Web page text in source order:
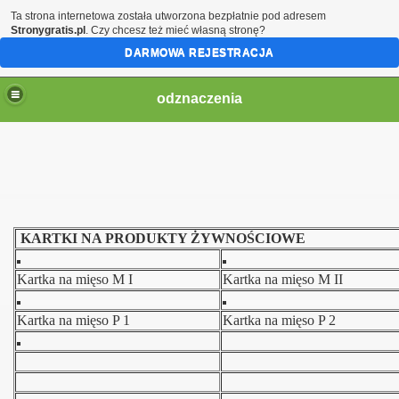
odznaczenia
KARTKI NA PRODUKTY ŻYWNOŚCIOWE
Kartka na mięso M I Kartka na mięso M II
Kartka na mięso P 1 Kartka na mięso P 2
Ta strona internetowa została utworzona bezpłatnie pod adresem
Stronygratis.pl . Czy chcesz też mieć własną stronę?
DARMOWA REJESTRACJA